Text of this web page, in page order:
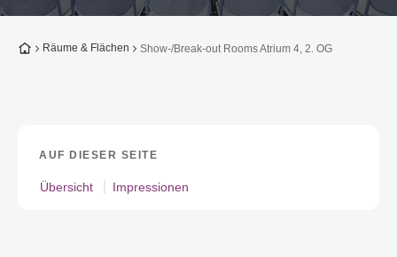
Zur Startseite
Räume & Flächen Show-/Break-out Rooms Atrium 4, 2. OG
AUF DIESER SEITE
Übersicht Impressionen